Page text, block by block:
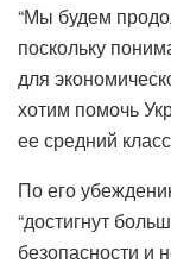
“Мы будем
поскольку
для
хотим помочь
ее средний
По его
“достигнут
безопасности и